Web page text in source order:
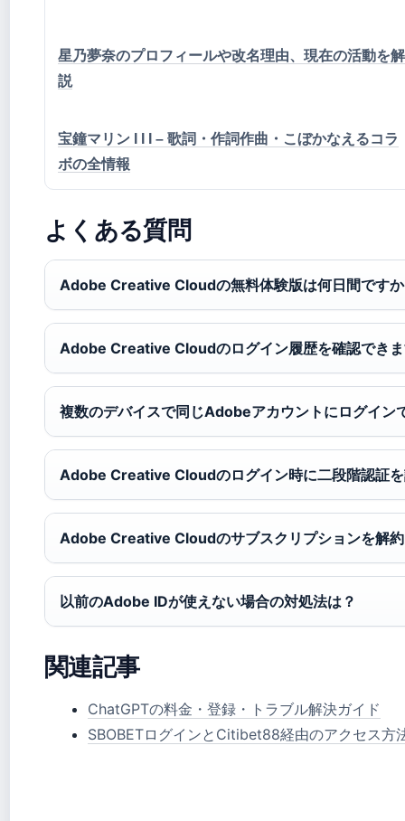
星乃夢奈のプロフィールや改名理由、現在の活動を解
説
宝鐘マリン I I I – 歌詞・作詞作曲・こぼかなえるコラ
ボの全情報
よくある質問
Adobe Creative Cloudの無料体験版は何日間です
Adobe Creative Cloudのログイン履歴を確認でき
複数のデバイスで同じAdobeアカウントにログイン
Adobe Creative Cloudのログイン時に二段階認証
Adobe Creative Cloudのサブスクリプションを解
以前のAdobe IDが使えない場合の対処法は？
関連記事
ChatGPTの料金・登録・トラブル解決ガイド
SBOBETログインとCitibet88経由のアクセス方